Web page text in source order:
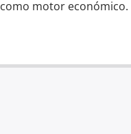
como motor